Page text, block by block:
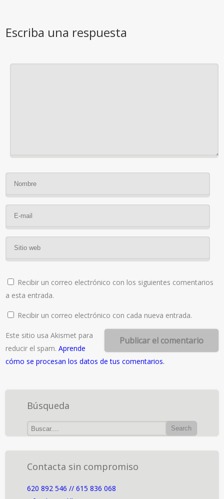
Escriba una respuesta
Recibir un correo electrónico con los siguientes comentarios
a esta entrada.
Recibir un correo electrónico con cada nueva entrada.
Este sitio usa Akismet para
reducir el spam.Aprende
cómo se procesan los datos de tus comentarios.
Búsqueda
Contacta sin compromiso
620 892 546 // 615 836 068